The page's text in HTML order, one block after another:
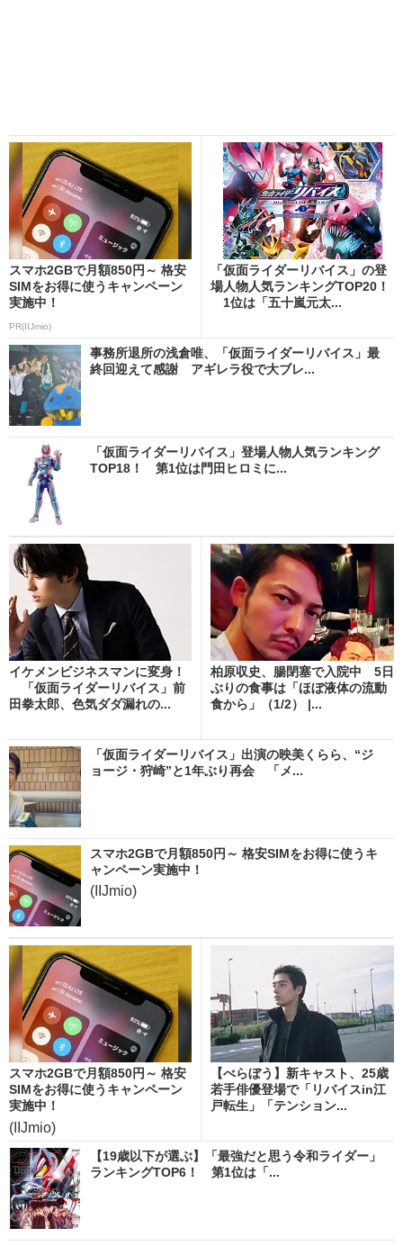
スマホ2GBで月額850円～ 格安
SIMをお得に使うキャンペーン
実施中！
PR(IIJmio)
「仮面ライダーリバイス」の登
場人物人気ランキングTOP20！
1位は「五十嵐元太...
事務所退所の浅倉唯、「仮面ライダーリバイス」最
終回迎えて感謝 アギレラ役で大ブレ...
「仮面ライダーリバイス」登場人物人気ランキング
TOP18！ 第1位は門田ヒロミに...
イケメンビジネスマンに変身！
「仮面ライダーリバイス」前
田拳太郎、色気ダダ漏れの...
柏原収史、腸閉塞で入院中 5日
ぶりの食事は「ほぼ液体の流動
食から」（1/2） |...
「仮面ライダーリバイス」出演の映美くらら、“ジ
ョージ・狩崎”と1年ぶり再会 「メ...
スマホ2GBで月額850円～ 格安SIMをお得に使うキ
ャンペーン実施中！
(IIJmio)
スマホ2GBで月額850円～ 格安
SIMをお得に使うキャンペーン
実施中！
(IIJmio)
【べらぼう】新キャスト、25歳
若手俳優登場で「リバイスin江
戸転生」「テンション...
【19歳以下が選ぶ】「最強だと思う令和ライダー」
ランキングTOP6！ 第1位は「...